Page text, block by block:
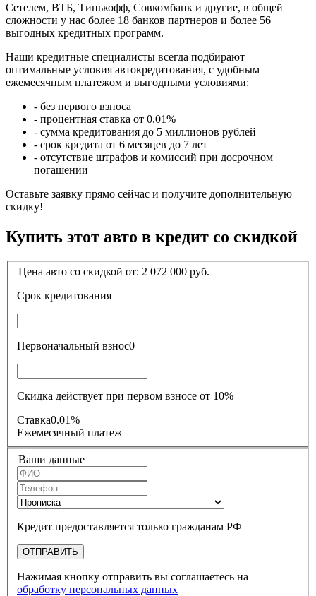
Сетелем, ВТБ, Тинькофф, Совкомбанк и другие, в общей
сложности у нас более 18 банков партнеров и более 56
выгодных кредитных программ.
Наши кредитные специалисты всегда подбирают
оптимальные условия автокредитования, с удобным
ежемесячным платежом и выгодными условиями:
- без первого взноса
- процентная ставка от 0.01%
- сумма кредитования до 5 миллионов рублей
- срок кредита от 6 месяцев до 7 лет
- отсутствие штрафов и комиссий при досрочном
погашении
Оставьте заявку прямо сейчас и получите дополнительную
скидку!
Купить этот авто в кредит со скидкой
Цена авто со скидкой от: 2 072 000 руб.
Срок кредитования
Первоначальный взнос0
Скидка действует при первом взносе от 10%
Ставка0.01%
Ежемесячный платеж
Ваши данные
Кредит предоставляется только гражданам РФ
ОТПРАВИТЬ
Нажимая кнопку отправить вы соглашаетесь на
обработку персональных данных